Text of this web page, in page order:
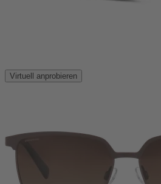
Virtuell anprobieren